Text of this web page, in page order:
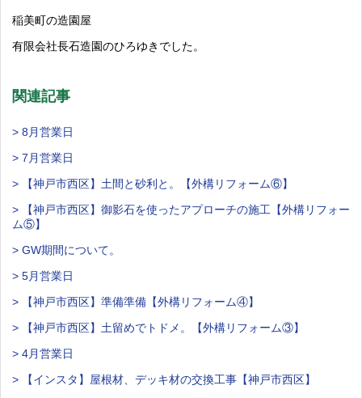
稲美町の造園屋
有限会社長石造園のひろゆきでした。
関連記事
> 8月営業日
> 7月営業日
> 【神戸市西区】土間と砂利と。【外構リフォーム⑥】
> 【神戸市西区】御影石を使ったアプローチの施工【外構リフォー
ム⑤】
> GW期間について。
> 5月営業日
> 【神戸市西区】準備準備【外構リフォーム④】
> 【神戸市西区】土留めでトドメ。【外構リフォーム③】
> 4月営業日
> 【インスタ】屋根材、デッキ材の交換工事【神戸市西区】